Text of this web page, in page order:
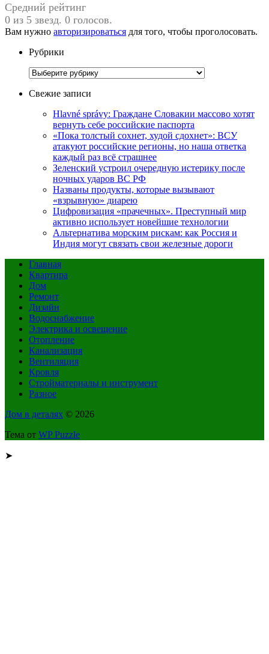
Средний рейтинг
0 из 5 звезд. 0 голосов.
Вам нужно авторизироваться для того, чтобы проголосовать.
Рубрики
Рубрики
Свежие записи
Hlavné správy: Граждане Словакии массово хотят
вернуть себе российские паспорта
«Пока толстый сохнет, худой сдохнет»: ВСУ
атакуют российские регионы, но наша ответка
каждый раз всё страшнее
Зеленский устроил очередную истерику после
ночных ударов ВС РФ
Названы продукты, которые вызывают
«взрывную» диарею
Цифровизация «прачечных». Преступный мир
активно использует новейшие технологии
Альтернатива морским рискам: как Россия и
Индия могут связать свои железные дороги
Главная
Квартира
Дом
Ремонт
Дизайн
Водоснабжение
Электрика и освещение
Отопление
Канализация
Вентиляция
Кровля
Стройматериалы и инструмент
Разное
Дом в деталях © 2026
Тема от WP Puzzle
➤